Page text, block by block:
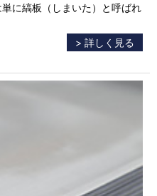
に縞板（しまいた）と呼ばれ
> 詳しく見る